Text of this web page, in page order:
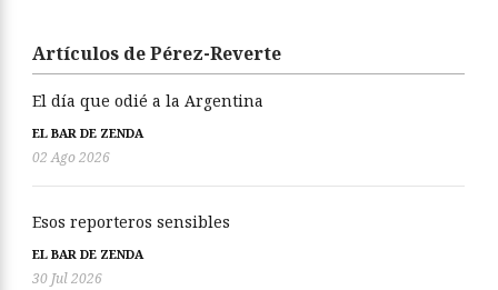
Artículos de Pérez-Reverte
El día que odié a la Argentina
EL BAR DE ZENDA
02 Ago 2026
Esos reporteros sensibles
EL BAR DE ZENDA
30 Jul 2026